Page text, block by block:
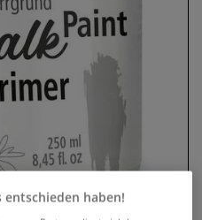
entschieden haben!